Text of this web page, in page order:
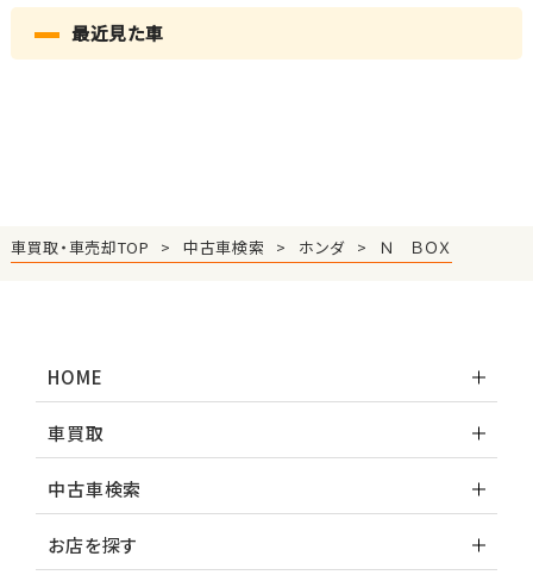
最近見た車
車買取・車売却TOP 中古車検索 ホンダ Ｎ ＢＯＸ
HOME
車買取
中古車検索
お店を探す